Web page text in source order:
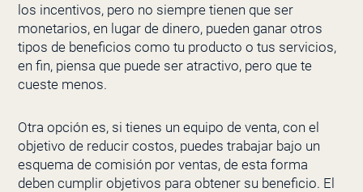
los incentivos, pero no siempre tienen que ser
monetarios, en lugar de dinero, pueden ganar otros
tipos de beneficios como tu producto o tus servicios,
en fin, piensa que puede ser atractivo, pero que te
cueste menos.
Otra opción es, si tienes un equipo de venta, con el
objetivo de reducir costos, puedes trabajar bajo un
esquema de comisión por ventas, de esta forma
deben cumplir objetivos para obtener su beneficio. El